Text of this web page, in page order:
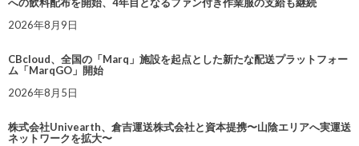
への飲料配布を開始、4年目となるファン付き作業服の支給も継続
2026年8月9日
CBcloud、全国の「Marq」施設を起点とした新たな配送プラットフォー
ム「MarqGO」開始
2026年8月5日
株式会社Univearth、倉吉運送株式会社と資本提携〜山陰エリアへ実運送
ネットワークを拡大〜